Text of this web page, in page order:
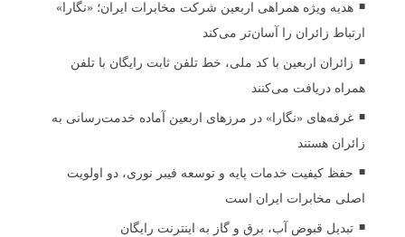
هدیه ویژه همراهی اربعین شرکت مخابرات ایران؛ «نگارا»
ارتباط زائران را آسان‌تر می‌کند
زائران اربعین با کد ملی، خط تلفن ثابت رایگان با تلفن
همراه دریافت می‌کنند
غرفه‌های «نگارا» در مرزهای اربعین آماده خدمت‌رسانی به
زائران هستند
حفظ کیفیت خدمات پایه و توسعه فیبر نوری، دو اولویت
اصلی مخابرات ایران است
تبدیل قبوض آب، برق و گاز به اینترنت رایگان